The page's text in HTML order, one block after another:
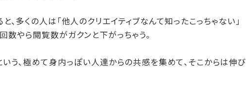
、多くの人は「他人のクリエイティブなんて知ったこっちゃない」
数やら閲覧数がガクンと下がっちゃう。
いう、極めて身内っぽい人達からの共感を集めて、そこからは伸び